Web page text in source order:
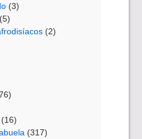
(3)
(5)
(2)
(16)
(317)